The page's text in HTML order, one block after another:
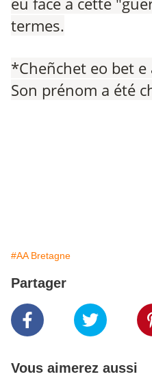
termes.
*Cheñchet eo bet e
Son prénom a été
#AA Bretagne
Partager
Vous aimerez aussi